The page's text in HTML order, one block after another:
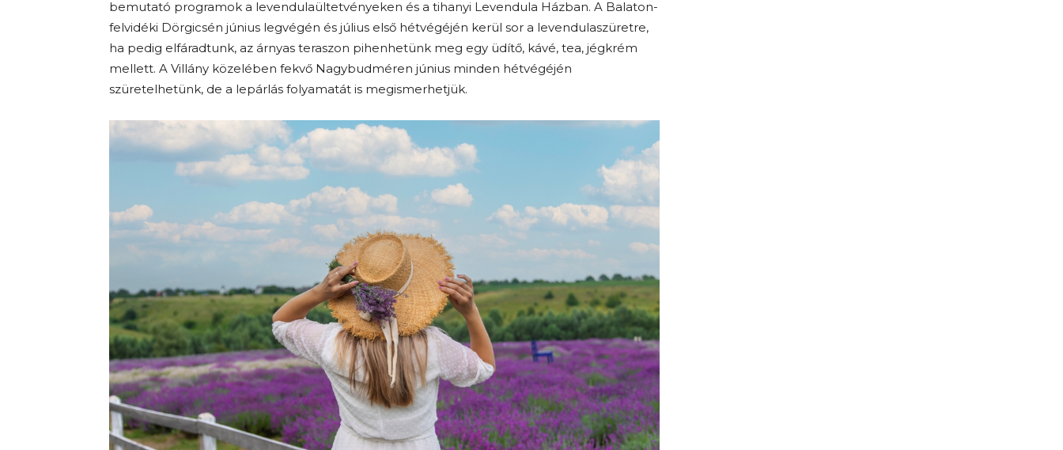
bemutató programok a levendulaültetvényeken és a tihanyi Levendula Házban. A Balaton-
felvidéki Dörgicsén június legvégén és július első hétvégéjén kerül sor a levendulaszüretre,
ha pedig elfáradtunk, az árnyas teraszon pihenhetünk meg egy üdítő, kávé, tea, jégkrém
mellett. A Villány közelében fekvő Nagybudméren június minden hétvégéjén
szüretelhetünk, de a lepárlás folyamatát is megismerhetjük.